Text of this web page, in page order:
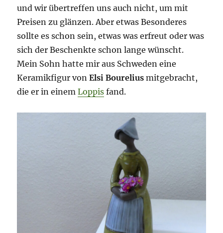
und wir übertreffen uns auch nicht, um mit
Preisen zu glänzen. Aber etwas Besonderes
sollte es schon sein, etwas was erfreut oder was
sich der Beschenkte schon lange wünscht.
Mein Sohn hatte mir aus Schweden eine
Keramikfigur vonElsi Bourelius mitgebracht,
die er in einemLoppis fand.